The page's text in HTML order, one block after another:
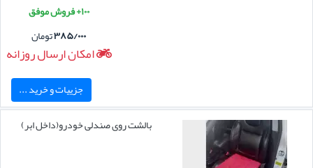
۱۰۰+ فروش موفق
۳۸۵/۰۰۰تومان
امکان ارسال روزانه
جزییات و خرید ...
بالشت روی صندلی خودرو(داخل ابر)